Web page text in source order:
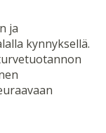
ja
kynnyksellä.